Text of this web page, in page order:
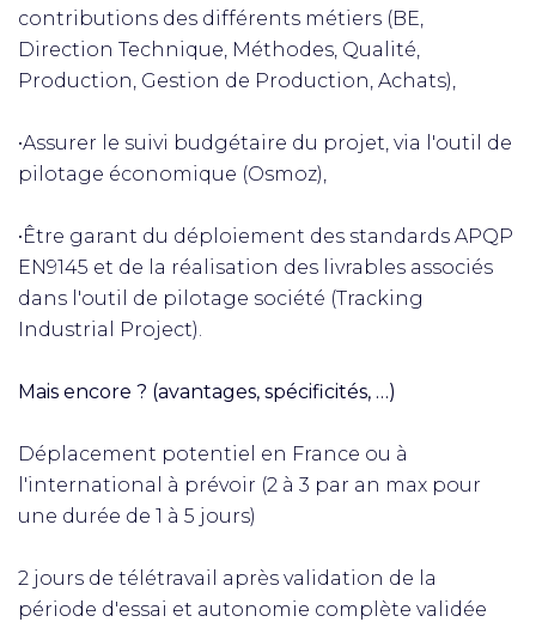
contributions des différents métiers (BE,
Direction Technique, Méthodes, Qualité,
Production, Gestion de Production, Achats),
•Assurer le suivi budgétaire du projet, via l'outil de
pilotage économique (Osmoz),
•Être garant du déploiement des standards APQP
EN9145 et de la réalisation des livrables associés
dans l'outil de pilotage société (Tracking
Industrial Project).
Mais encore ? (avantages, spécificités, …)
Déplacement potentiel en France ou à
l'international à prévoir (2 à 3 par an max pour
une durée de 1 à 5 jours)
2 jours de télétravail après validation de la
période d'essai et autonomie complète validée